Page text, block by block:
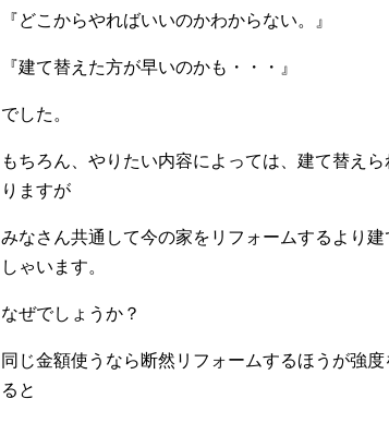
『どこからやればいいのかわからない。』
『建て替えた方が早いのかも・・・』
でした。
もちろん、やりたい内容によっては、建て替え
りますが
みなさん共通して今の家をリフォームするより
しゃいます。
なぜでしょうか？
同じ金額使うなら断然リフォームするほうが強
ると